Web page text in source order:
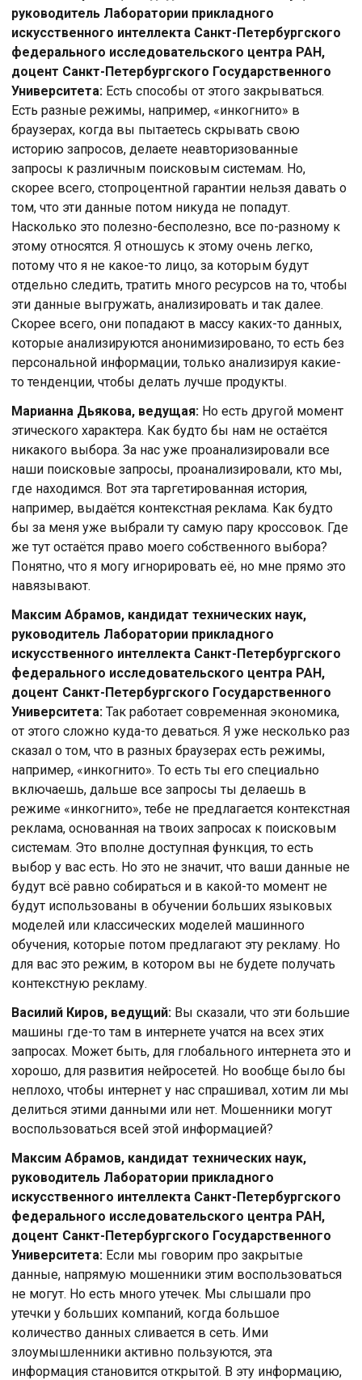
руководитель Лаборатории прикладного
искусственного интеллекта Санкт-Петербургского
федерального исследовательского центра РАН,
доцент Санкт-Петербургского Государственного
Университета: Есть способы от этого закрываться.
Есть разные режимы, например, «инкогнито» в
браузерах, когда вы пытаетесь скрывать свою
историю запросов, делаете неавторизованные
запросы к различным поисковым системам. Но,
скорее всего, стопроцентной гарантии нельзя давать о
том, что эти данные потом никуда не попадут.
Насколько это полезно-бесполезно, все по-разному к
этому относятся. Я отношусь к этому очень легко,
потому что я не какое-то лицо, за которым будут
отдельно следить, тратить много ресурсов на то, чтобы
эти данные выгружать, анализировать и так далее.
Скорее всего, они попадают в массу каких-то данных,
которые анализируются анонимизировано, то есть без
персональной информации, только анализируя какие-
то тенденции, чтобы делать лучше продукты.
Марианна Дьякова, ведущая: Но есть другой момент
этического характера. Как будто бы нам не остаётся
никакого выбора. За нас уже проанализировали все
наши поисковые запросы, проанализировали, кто мы,
где находимся. Вот эта таргетированная история,
например, выдаётся контекстная реклама. Как будто
бы за меня уже выбрали ту самую пару кроссовок. Где
же тут остаётся право моего собственного выбора?
Понятно, что я могу игнорировать её, но мне прямо это
навязывают.
Максим Абрамов, кандидат технических наук,
руководитель Лаборатории прикладного
искусственного интеллекта Санкт-Петербургского
федерального исследовательского центра РАН,
доцент Санкт-Петербургского Государственного
Университета: Так работает современная экономика,
от этого сложно куда-то деваться. Я уже несколько раз
сказал о том, что в разных браузерах есть режимы,
например, «инкогнито». То есть ты его специально
включаешь, дальше все запросы ты делаешь в
режиме «инкогнито», тебе не предлагается контекстная
реклама, основанная на твоих запросах к поисковым
системам. Это вполне доступная функция, то есть
выбор у вас есть. Но это не значит, что ваши данные не
будут всё равно собираться и в какой-то момент не
будут использованы в обучении больших языковых
моделей или классических моделей машинного
обучения, которые потом предлагают эту рекламу. Но
для вас это режим, в котором вы не будете получать
контекстную рекламу.
Василий Киров, ведущий: Вы сказали, что эти большие
машины где-то там в интернете учатся на всех этих
запросах. Может быть, для глобального интернета это и
хорошо, для развития нейросетей. Но вообще было бы
неплохо, чтобы интернет у нас спрашивал, хотим ли мы
делиться этими данными или нет. Мошенники могут
воспользоваться всей этой информацией?
Максим Абрамов, кандидат технических наук,
руководитель Лаборатории прикладного
искусственного интеллекта Санкт-Петербургского
федерального исследовательского центра РАН,
доцент Санкт-Петербургского Государственного
Университета: Если мы говорим про закрытые
данные, напрямую мошенники этим воспользоваться
не могут. Но есть много утечек. Мы слышали про
утечки у больших компаний, когда большое
количество данных сливается в сеть. Ими
злоумышленники активно пользуются, эта
информация становится открытой. В эту информацию,